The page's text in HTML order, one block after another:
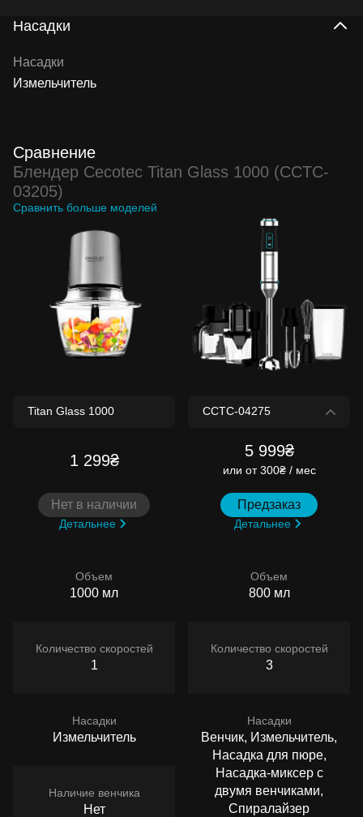
Насадки
Насадки
Измельчитель
Сравнение
Блендер Cecotec Titan Glass 1000 (CCTC-
03205)
Сравнить больше моделей
1 299₴
Нет в наличии
Детальнее
Объем
1000 мл
Количество скоростей
1
Насадки
Измельчитель
Наличие венчика
Нет
5 999₴
или от 300₴ / мес
Предзаказ
Детальнее
Объем
800 мл
Количество скоростей
3
Насадки
Венчик, Измельчитель,
Насадка для пюре,
Насадка-миксер с
двумя венчиками,
Спиралайзер